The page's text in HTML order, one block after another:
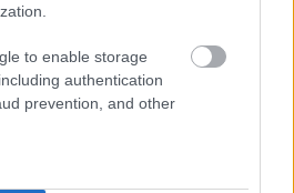
to enable storage
authentication
prevention, and other